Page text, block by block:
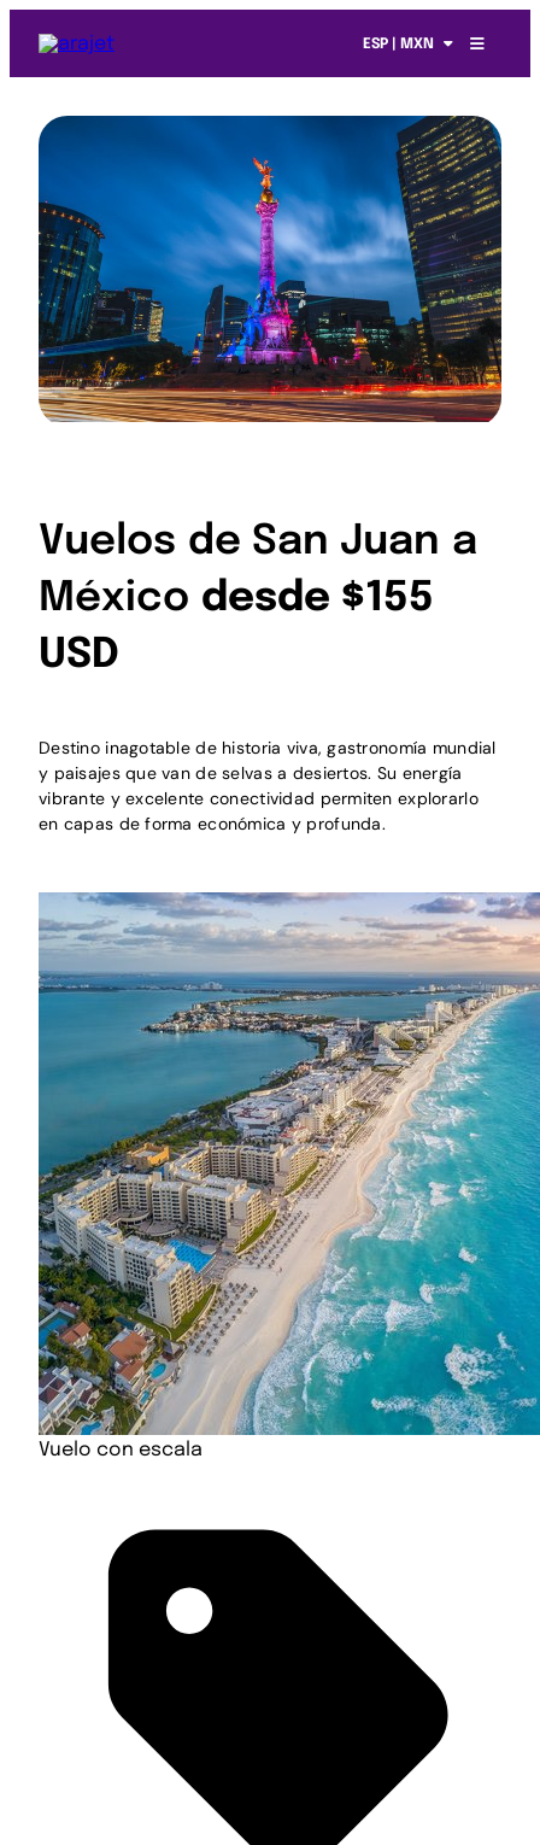
ESP | MXN
Vuelos de San Juan a
México desde $155
USD
Destino inagotable de historia viva, gastronomía mundial
y paisajes que van de selvas a desiertos. Su energía
vibrante y excelente conectividad permiten explorarlo
en capas de forma económica y profunda.
Vuelo con escala